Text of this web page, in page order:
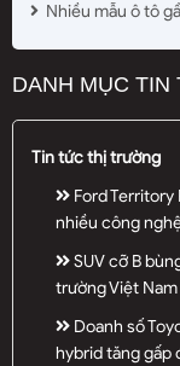
Nhiều mẫu ô tô
DANH MỤC TIN
Tin tức thị trường
Ford Territory
nhiều công
SUV cỡ B
trường Việt Nam
Doanh số
hybrid tăng gấp